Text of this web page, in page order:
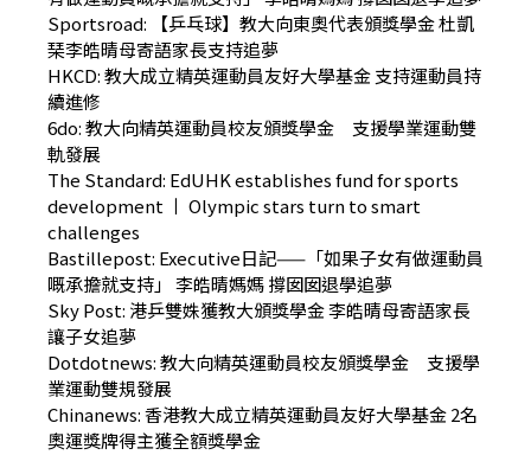
Sportsroad:
【乒乓球】教大向東奧代表頒獎學金 杜凱
琹李皓晴母寄語家長支持追夢
HKCD:教大成立精英運動員友好大學基金 支持運動員持
續進修
6do:教大向精英運動員校友頒獎學金 支援學業運動雙
軌發展
The Standard: EdUHK establishes fund for sports
development 丨 Olympic stars turn to smart
challenges
Bastillepost: Executive日記——「如果子女有做運動員
嘅承擔就支持」 李皓晴媽媽 撐囡囡退學追夢
Sky Post: 港乒雙姝獲教大頒獎學金 李皓晴母寄語家長
讓子女追夢
Dotdotnews:教大向精英運動員校友頒獎學金 支援學
業運動雙規發展
Chinanews:香港教大成立精英運動員友好大學基金 2名
奧運獎牌得主獲全額獎學金